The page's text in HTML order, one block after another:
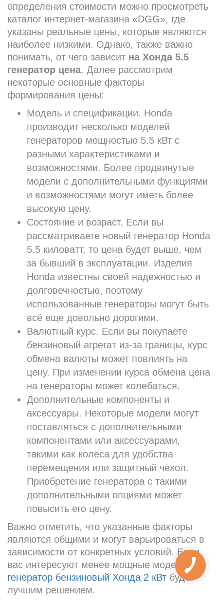
определения стоимости можно просмотреть
каталог интернет-магазина «DGG», где
указаны реальные цены, которые являются
наиболее низкими. Однако, также важно
понимать, от чего зависит на Хонда 5.5
генератор цена. Далее рассмотрим
некоторые основные факторы
формирования цены:
Модель и спецификации. Honda
производит несколько моделей
генераторов мощностью 5.5 кВт с
разными характеристиками и
возможностями. Более продвинутые
модели с дополнительными функциями
и возможностями могут иметь более
высокую цену.
Состояние и возраст. Если вы
рассматриваете новый генератор Honda
5.5 киловатт, то цена будет выше, чем
за бывший в эксплуатации. Изделия
Honda известны своей надежностью и
долговечностью, поэтому
использованные генераторы могут быть
всё еще довольно дорогими.
Валютный курс. Если вы покупаете
бензиновый агрегат из-за границы, курс
обмена валюты может повлиять на
цену. При изменении курса обмена цена
на генераторы может колебаться.
Дополнительные компоненты и
аксессуары. Некоторые модели могут
поставляться с дополнительными
компонентами или аксессуарами,
такими как колеса для удобства
перемещения или защитный чехол.
Приобретение генератора с такими
дополнительными опциями может
повысить его цену.
Важно отметить, что указанные факторы
являются общими и могут варьироваться в
зависимости от конкретных условий. Если
вас интересуют менее мощные модели, то
генератор бензиновый Хонда 2 кВт будет
лучшим решением.